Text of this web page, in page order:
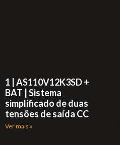
1 | AS110V12K3SD +
BAT | Sistema
simplificado de duas
tensões de saída CC
Ver mais »